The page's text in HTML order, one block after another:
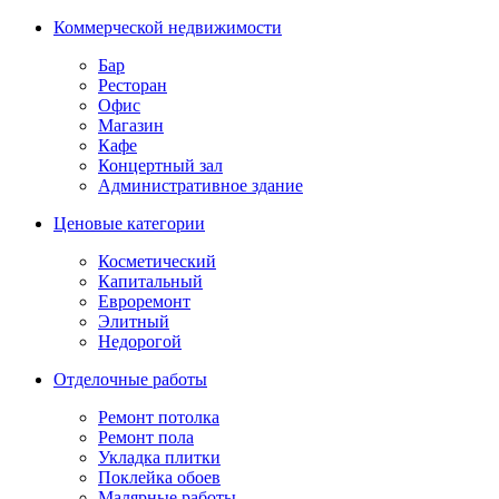
Коммерческой недвижимости
Бар
Ресторан
Офис
Магазин
Кафе
Концертный зал
Административное здание
Ценовые категории
Косметический
Капитальный
Евроремонт
Элитный
Недорогой
Отделочные работы
Ремонт потолка
Ремонт пола
Укладка плитки
Поклейка обоев